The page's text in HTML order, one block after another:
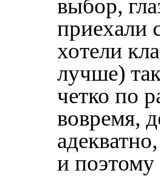
выбор,
приехали
хотели
лучше)
четко по
вовремя,
и